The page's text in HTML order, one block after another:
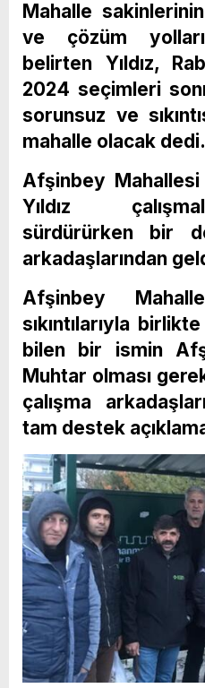
Mahalle
ve çözüm
belirten Yıldız,
2024 seçimleri
sorunsuz ve
mahalle olacak dedi.
Afşinbey
Yıldız
sürdürürken bir
arkadaşlarından
Afşinbey
sıkıntılarıyla
bilen bir ismin
Muhtar olması
çalışma
tam destek